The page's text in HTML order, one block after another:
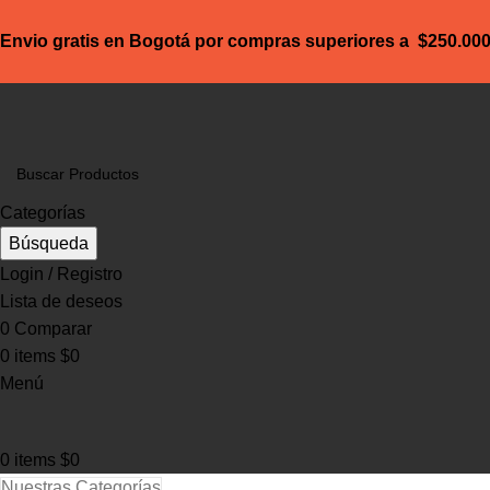
Envio gratis en Bogotá por compras superiores a $250.000
Categorías
Búsqueda
Login / Registro
Lista de deseos
0 Comparar
0 items $0
Menú
0 items $0